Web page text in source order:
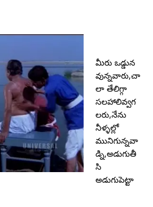
మీరు ఒడ్డున
వున్నవారు,చా
లా తేలిగ్గా
సలహాలివ్వగ
లరు,నేను
నీళ్ళల్లో
మునిగున్నవా
డ్ని,అడుగుతీ
సి
అడుగుపెట్టా